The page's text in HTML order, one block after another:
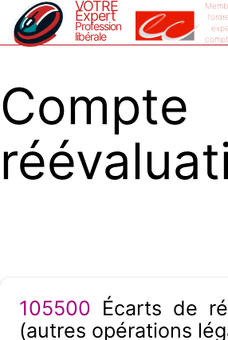
VOTRE
Expert
Profession
libérale
105500 Écarts de
(autres opérations